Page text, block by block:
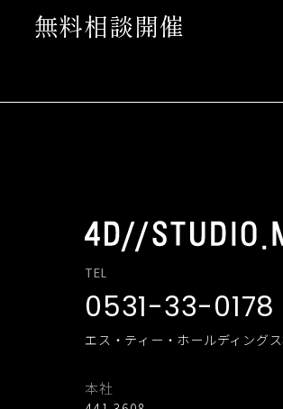
無料相談開催
TEL
0531-33-0178
エス・ティー・ホールディング
本社